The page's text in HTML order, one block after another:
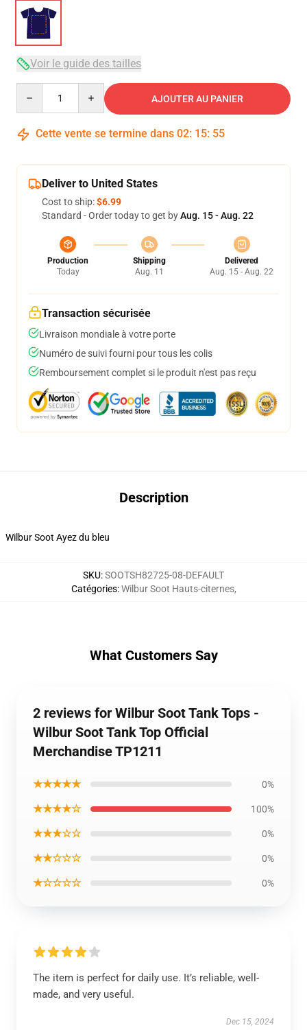
Voir le guide des tailles
AJOUTER AU PANIER
Cette vente se termine dans 02: 15: 54
Deliver to United States
Cost to ship:$6.99
Standard - Order today to get byAug. 15 - Aug. 22
Production
Today
Shipping
Aug. 11
Delivered
Aug. 15 - Aug. 22
Transaction sécurisée
Livraison mondiale à votre porte
Numéro de suivi fourni pour tous les colis
Remboursement complet si le produit n'est pas reçu
Description
Wilbur Soot Ayez du bleu
SKU:SOOTSH82725-08-DEFAULT
Catégories:Wilbur Soot Hauts-citernes,
What Customers Say
2 reviews for Wilbur Soot Tank Tops -
Wilbur Soot Tank Top Official
Merchandise TP1211
★★★★★ 0%
★★★★☆ 100%
★★★☆☆ 0%
★★☆☆☆ 0%
★☆☆☆☆ 0%
The item is perfect for daily use. It’s reliable, well-
made, and very useful.
Dec 15, 2024